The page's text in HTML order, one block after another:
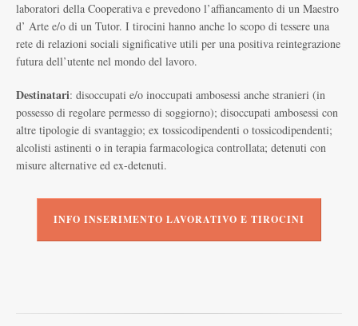
laboratori della Cooperativa e prevedono l’affiancamento di un Maestro
d’ Arte e/o di un Tutor. I tirocini hanno anche lo scopo di tessere una
rete di relazioni sociali significative utili per una positiva reintegrazione
futura dell’utente nel mondo del lavoro.
Destinatari: disoccupati e/o inoccupati ambosessi anche stranieri (in
possesso di regolare permesso di soggiorno); disoccupati ambosessi con
altre tipologie di svantaggio; ex tossicodipendenti o tossicodipendenti;
alcolisti astinenti o in terapia farmacologica controllata; detenuti con
misure alternative ed ex-detenuti.
INFO INSERIMENTO LAVORATIVO E TIROCINI